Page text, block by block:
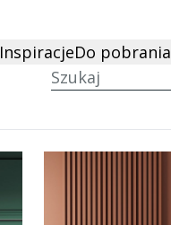
InspiracjeDo pobrania